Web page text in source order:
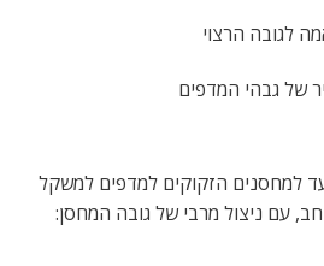
לגובה הרצוי
של גבהי המדפים
290 ס”מ מיועד למחסנים הזקוקים למדפים למשקל
עם ניצול מרבי של גובה המחסן: